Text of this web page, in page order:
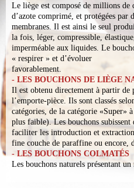
Le liège est composé de millions de
d’azote comprimé, et protégées par
membranes. Il est ainsi le seul
la fois, léger, compressible,
imperméable aux liquides. Le
« respirer » et d’évoluer
favorablement.
- LES BOUCHONS DE LIÈGE
Il est obtenu directement à partir de
l’emporte-pièce. Ils sont classés
catégories, de la catégorie «Super»
plus faible). Les bouchons
faciliter les introduction et
fine couche de paraffine ou encore,
- LES BOUCHONS COLMATÉS
Les bouchons naturels présentant